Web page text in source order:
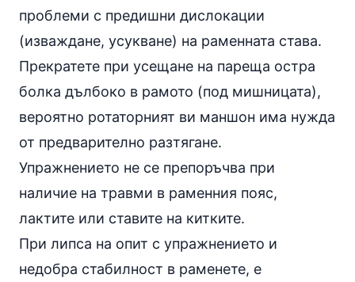
проблеми с предишни дислокации
(изваждане, усукване) на раменната става.
Прекратете при усещане на пареща остра
болка дълбоко в рамото (под мишницата),
вероятно ротаторният ви маншон има нужда
от предварително разтягане.
Упражнението не се препоръчва при
наличие на травми в раменния пояс,
лактите или ставите на китките.
При липса на опит с упражнението и
недобра стабилност в раменете, е